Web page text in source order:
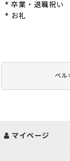
ベル
* 卒業・退職祝い
* お礼
マイページ